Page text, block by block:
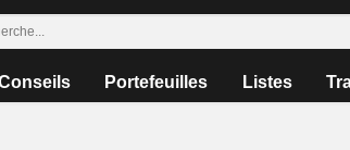
Portefeuilles Listes